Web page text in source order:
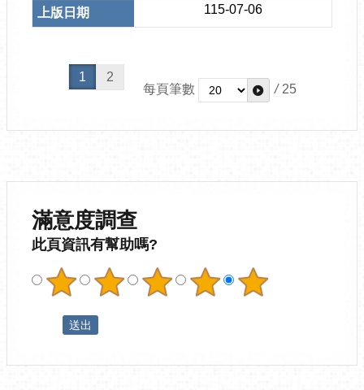
115-07-06
1
2
每頁筆數
/ 25
滿意度調查
此頁資訊有幫助嗎?